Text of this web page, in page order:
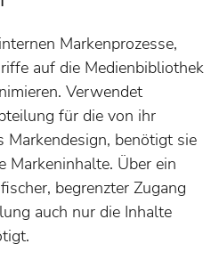
Markenprozesse,
auf die Medienbibliothek
Verwendet
für die von ihr
Markendesign, benötigt sie
Markeninhalte. Über ein
begrenzter Zugang
auch nur die Inhalte